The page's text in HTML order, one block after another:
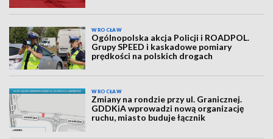
WROCŁAW
Ogólnopolska akcja Policji i ROADPOL.
Grupy SPEED i kaskadowe pomiary
prędkości na polskich drogach
WROCŁAW
Zmiany na rondzie przy ul. Granicznej.
GDDKiA wprowadzi nową organizację
ruchu, miasto buduje łącznik